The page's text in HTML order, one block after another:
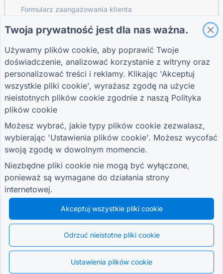
Formularz zaangażowania klienta
DOŁĄCZ DO SPOŁECZNOŚCI
PRZEWODNIKI
Centrum pomocy
Bloga
TIGER FORM
Przewodnik
FIRMA
O nas
Skontaktuj się z
nami
WARUNKI
Warunki
Polityka prywatności
Ustawienia plików
cookie
© 2026 QR Form Generator. All rights reserved.
Twoja prywatność jest dla nas ważna.
Używamy plików cookie, aby poprawić Twoje
doświadczenie, analizować korzystanie z witryny oraz
personalizować treści i reklamy. Klikając 'Akceptuj
wszystkie pliki cookie', wyrażasz zgodę na użycie
nieistotnych plików cookie zgodnie z naszą Polityka
plików cookie
Możesz wybrać, jakie typy plików cookie zezwalasz,
wybierając 'Ustawienia plików cookie'. Możesz wycofać
swoją zgodę w dowolnym momencie.
Niezbędne pliki cookie nie mogą być wyłączone,
ponieważ są wymagane do działania strony
internetowej.
Akceptuj wszystkie pliki cookie
Odrzuć nieistotne pliki cookie
Ustawienia plików cookie